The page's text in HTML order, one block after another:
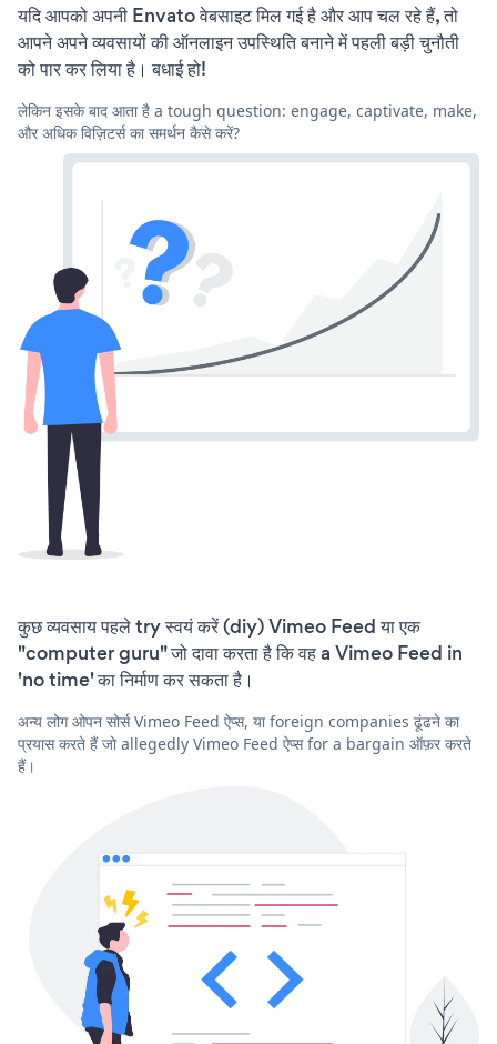
यदि आपको अपनी Envato वेबसाइट मिल गई है और आप चल रहे हैं, तो
आपने अपने व्यवसायों की ऑनलाइन उपस्थिति बनाने में पहली बड़ी चुनौती
को पार कर लिया है। बधाई हो!
लेकिन इसके बाद आता है a tough question: engage, captivate, make,
और अधिक विज़िटर्स का समर्थन कैसे करें?
कुछ व्यवसाय पहले try स्वयं करें (diy) Vimeo Feed या एक
"computer guru" जो दावा करता है कि वह a Vimeo Feed in
'no time' का निर्माण कर सकता है।
अन्य लोग ओपन सोर्स Vimeo Feed ऐप्स, या foreign companies ढूंढने का
प्रयास करते हैं जो allegedly Vimeo Feed ऐप्स for a bargain ऑफ़र करते
हैं।